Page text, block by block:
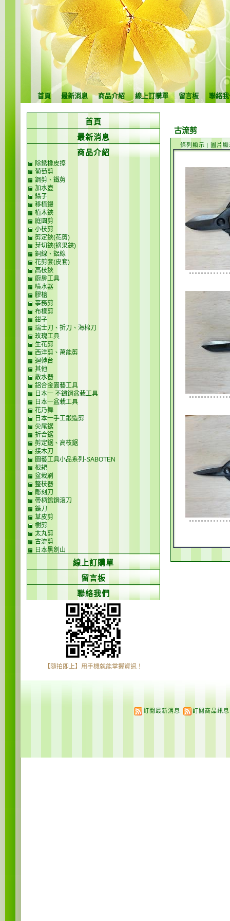
首頁 最新消息 商品介紹 線上訂購單 留言板 聯絡
古流剪
條列顯示 | 圖片顯
首頁
最新消息
商品介紹
除銹橡皮擦
葡萄剪
鋼剪、鐵剪
加水壺
鑷子
移植鏝
植木鋏
庭園剪
小枝剪
剪定鋏(花剪)
芽切鋏(摘果鋏)
銅線、鋁線
花剪套(皮套)
高枝鋏
廚房工具
噴水器
膠槍
事務剪
布樣剪
鉗子
瑞士刀、折刀、海棉刀
玫瑰工具
生花剪
西洋剪、萬能剪
迴轉台
其他
散水器
鋁合金園藝工具
日本一 不鏽鋼盆栽工具
日本一盆栽工具
花乃舞
日本一手工鍛造剪
尖尾鋸
折合鋸
剪定鋸、高枝鋸
接木刀
園藝工具小品系列-SABOTEN
根耙
盆栽刷
整枝器
彫刻刀
帶柄鎢鋼滾刀
鐮刀
草皮剪
樹剪
太丸剪
古流剪
日本黑劍山
線上訂購單
留言板
聯絡我們
【隨拍即上】用手機就能掌握資訊！
訂閱最新消息 訂閱商品訊息